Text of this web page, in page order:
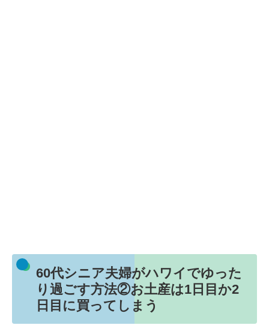
60代シニア夫婦がハワイでゆった
り過ごす方法②お土産は1日目か2
日目に買ってしまう